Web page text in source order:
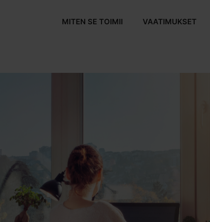
MITEN SE TOIMII VAATIMUKSET